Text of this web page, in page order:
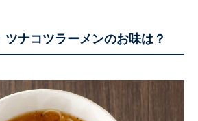
ツナコツラーメンのお味は？